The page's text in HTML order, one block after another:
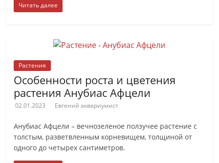
Читать далее
Растения
Особенности роста и цветения
растения Анубиас Афцели
02.01.2023 Евгений аквариумист
Анубиас Афцели – вечнозеленое ползучее растение с
толстым, разветвленным корневищем, толщиной от
одного до четырех сантиметров.